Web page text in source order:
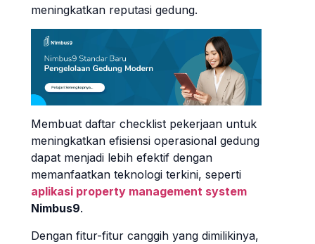
meningkatkan reputasi gedung.
Membuat daftar checklist pekerjaan untuk
meningkatkan efisiensi operasional gedung
dapat menjadi lebih efektif dengan
memanfaatkan teknologi terkini, seperti
aplikasi property management system
Nimbus9.
Dengan fitur-fitur canggih yang dimilikinya,